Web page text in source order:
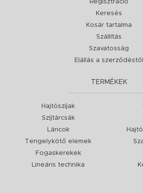
Regisztráció
Keresés
Kosár tartalma
Szállítás
Szavatosság
Elállás a szerződéstől
TERMÉKEK
Hajtószíjak
Szíjtárcsák
Láncok
Tengelykötő elemek
Fogaskerekek
Lineáris technika